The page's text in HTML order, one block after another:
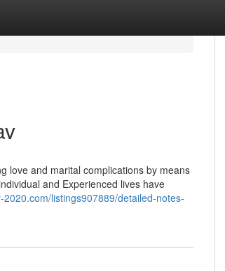
love and marital complications by means
and Experienced lives have
2020.com/listings907889/detailed-notes-